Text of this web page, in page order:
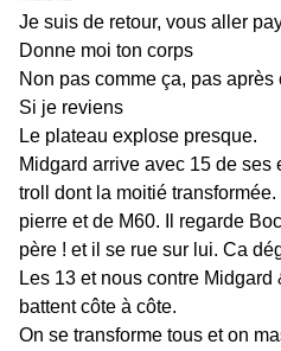
Je suis de retour, vous aller
Donne moi ton corps
Non pas comme ça, pas après
Si je reviens
Le plateau explose presque.
Midgard arrive avec 15 de ses
troll dont la moitié
pierre et de M60. Il regarde
père ! et il se rue sur lui. Ca
Les 13 et nous contre
battent côte à côte.
On se transforme tous et on